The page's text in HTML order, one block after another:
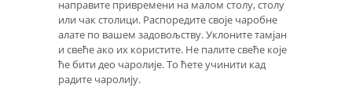
направите привремени на малом столу, столу
или чак столици. Распоредите своје чаробне
алате по вашем задовољству. Уклоните тамјан
и свеће ако их користите. Не палите свеће које
ће бити део чаролије. То ћете учинити кад
радите чаролију.